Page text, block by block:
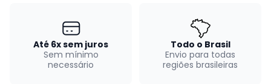
Até 6x sem juros
Sem mínimo
necessário
Todo o Brasil
Envio para todas
regiões brasileiras